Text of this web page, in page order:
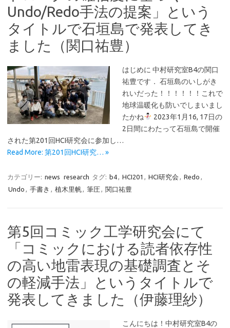
Undo/Redo手法の提案」という
タイトルで石垣島で発表してき
ました（関口祐豊）
はじめに 中村研究室B4の関口
祐豊です． 石垣島のいしがき
れいだった！！！！！！これで
地球温暖化も防いでしまいまし
たかね
2023年1月16, 17日の
2日間にわたって石垣島で開催
された第201回HCI研究会に参加し…
Read More: 第201回HCI研究… »
カテゴリー: news research タグ: b4, HCI201 , HCI研究会 , Redo ,
Undo , 手書き , 植木里帆, 筆圧, 関口祐豊
第5回コミック工学研究会にて
「コミックにおける読者依存性
の高い地雷表現の基礎調査とそ
の軽減手法」というタイトルで
発表してきました（伊藤理紗）
こんにちは！中村研究室B4の